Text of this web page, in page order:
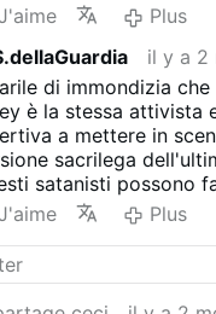
voci sovrapposte,
respiri e ciò che gli
un'esplorazione di
instabile della
'quasi ipnotica'.
maschere
e sculture umanoidi
simulare la
Plus
il y a 2
di immondizia
è la stessa attivista
a mettere in
sacrilega
satanisti possono
vogliono, indisturbati...
Plus